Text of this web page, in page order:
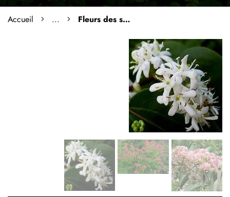
Accueil ... Fleurs des sept fils de zhejiang